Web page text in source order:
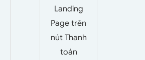
Landing
Page trên
nút Thanh
toán